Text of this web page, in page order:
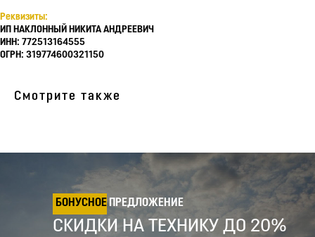
Реквизиты:
ИП НАКЛОННЫЙ НИКИТА АНДРЕЕВИЧ
ИНН: 772513164555
ОГРН: 319774600321150
Смотрите также
СКИДКИ НА ТЕХНИКУ ДО 20%
БОНУСНОЕ ПРЕДЛОЖЕНИЕ